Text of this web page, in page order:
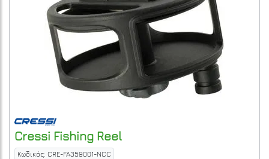
Cressi Fishing Reel
Κωδικός: CRE-FA359001-NCC